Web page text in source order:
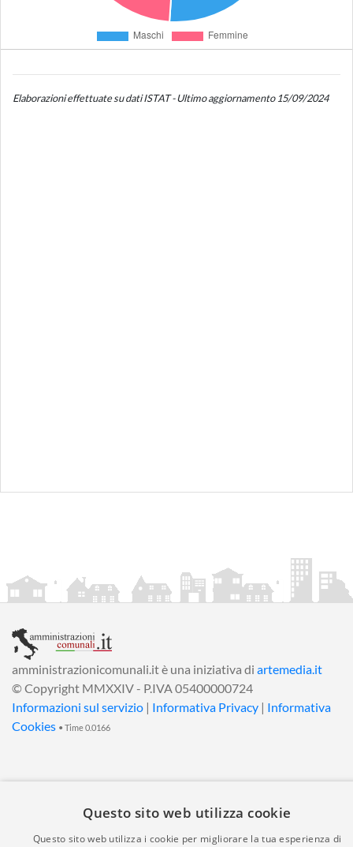
Elaborazioni effettuate su dati ISTAT - Ultimo aggiornamento 15/09/2024
amministrazionicomunali.it è una iniziativa di artemedia.it
© Copyright MMXXIV - P.IVA 05400000724
Informazioni sul servizio | Informativa Privacy | Informativa
Cookies • Time 0.0166
Questo sito web utilizza cookie
Questo sito web utilizza i cookie per migliorare la tua esperienza di